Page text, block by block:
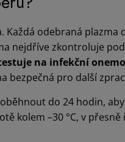
Každá odebraná
nejdříve zkontroluje
na infekční
bezpečná pro další
do 24 hodin,
kolem –30 °C, v